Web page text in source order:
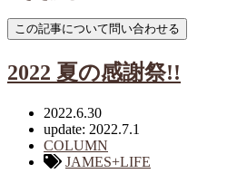
2022 夏の感謝祭!!
2022.6.30
update: 2022.7.1
COLUMN
JAMES+LIFE